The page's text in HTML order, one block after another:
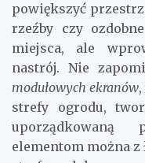
powiększyć
rzeźby czy
miejsca, ale
nastrój. Nie
modułowych ekranów
strefy ogrodu,
elementom można